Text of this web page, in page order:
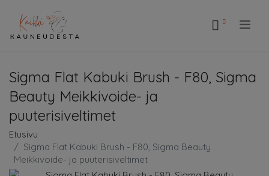
Sigma Flat Kabuki Brush - F80, Sigma
Beauty Meikkivoide- ja
puuterisiveltimet
Etusivu
Sigma Flat Kabuki Brush - F80, Sigma Beauty
Meikkivoide- ja puuterisiveltimet